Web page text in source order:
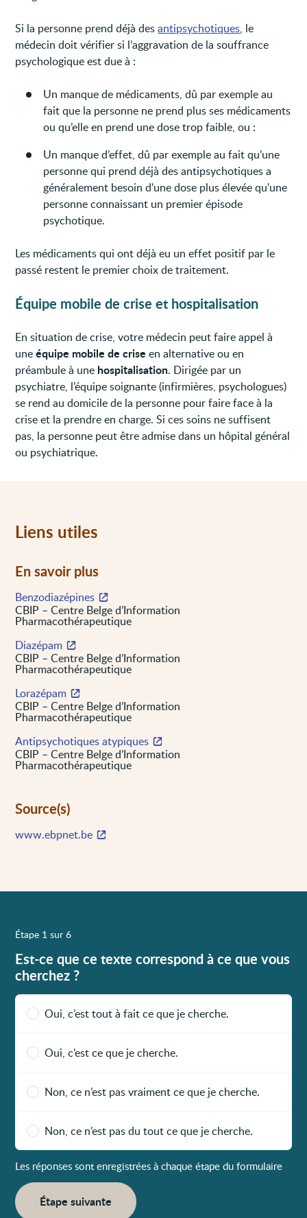
Si la personne prend déjà desantipsychotiques, le
médecin doit vérifier si l’aggravation de la souffrance
psychologique est due à :
Un manque de médicaments, dû par exemple au
fait que la personne ne prend plus ses médicaments
ou qu’elle en prend une dose trop faible, ou :
Un manque d’effet, dû par exemple au fait qu’une
personne qui prend déjà des antipsychotiques a
généralement besoin d'une dose plus élevée qu'une
personne connaissant un premier épisode
psychotique.
Les médicaments qui ont déjà eu un effet positif par le
passé restent le premier choix de traitement.
Équipe mobile de crise et hospitalisation
En situation de crise, votre médecin peut faire appel à
uneéquipe mobile de crise en alternative ou en
préambule à une hospitalisation. Dirigée par un
psychiatre, l’équipe soignante (infirmières, psychologues)
se rend au domicile de la personne pour faire face à la
crise et la prendre en charge. Si ces soins ne suffisent
pas, la personne peut être admise dans un hôpital général
ou psychiatrique.
Liens utiles
En savoir plus
Benzodiazépines
CBIP – Centre Belge d’Information
Pharmacothérapeutique
Diazépam
CBIP – Centre Belge d’Information
Pharmacothérapeutique
Lorazépam
CBIP – Centre Belge d’Information
Pharmacothérapeutique
Antipsychotiques atypiques
CBIP – Centre Belge d’Information
Pharmacothérapeutique
Source(s)
www.ebpnet.be
Étape 1 sur 6
Est-ce que ce texte correspond à ce que vous
cherchez ?
Oui, c’est tout à fait ce que je cherche.
Oui, c’est ce que je cherche.
Non, ce n’est pas vraiment ce que je cherche.
Non, ce n’est pas du tout ce que je cherche.
Les réponses sont enregistrées à chaque étape du formulaire
Étape suivante